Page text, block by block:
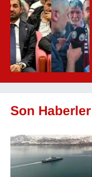
Son Haberler